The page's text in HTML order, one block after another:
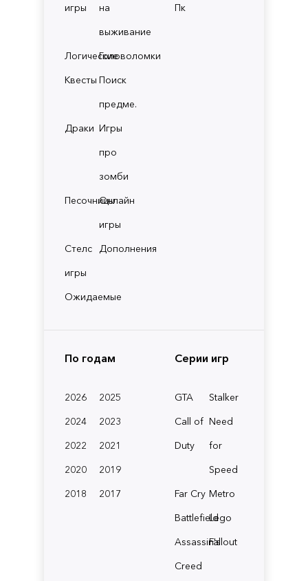
игры
на
выживание
ЛогическиеГоловоломки
Квесты Поиск
предме.
Драки Игры
про
зомби
ПесочницыОнлайн
игры
Стелс
игры
Дополнения
Ожидаемые
Пк
По годам
2026
2025
2024
2023
2022
2021
2020
2019
2018
2017
Серии игр
GTA
Stalker
Call of
Duty
Need
for
Speed
Far Cry Metro
BattlefieldLego
Assassin's
Creed
Fallout